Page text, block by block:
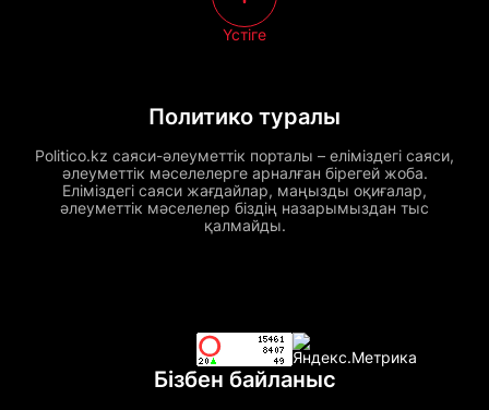
Политико туралы
Politico.kz саяси-әлеуметтік порталы – еліміздегі саяси,
әлеуметтік мәселелерге арналған бірегей жоба.
Еліміздегі саяси жағдайлар, маңызды оқиғалар,
әлеуметтік мәселелер біздің назарымыздан тыс
қалмайды.
Үстіге
Бізбен байланыс